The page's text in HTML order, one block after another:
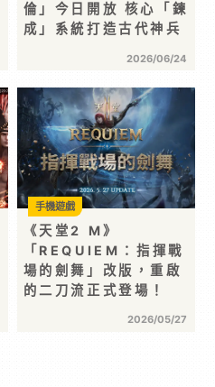
倫」今日開放 核心「鍊
成」系統打造古代神兵
2026/06/24
《天堂2 M》
「REQUIEM：指揮戰
場的劍舞」改版，重啟
的二刀流正式登場！
2026/05/27
手機遊戲